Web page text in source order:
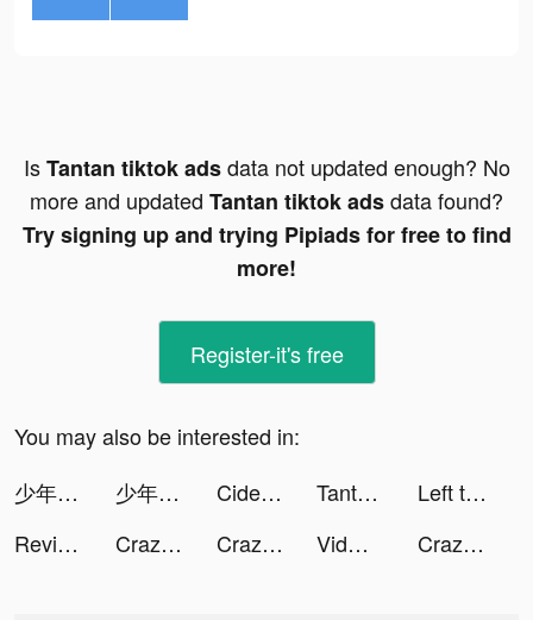
IsTantan tiktok adsdata not updated enough? No
more and updated Tantan tiktok adsdata found?
Try signing up and trying Pipiads for free to find
more!
Register-it's free
You may also be interested in:
少年ジャンプ＋人気漫画が読める雑誌アプリ tiktok ads
少年ジャンプ＋人気漫画が読める雑誌アプリ tiktok ads Cider tiktok ads Tantan tiktok ads
Left to Survive: state of dead tiktok ads
Review game hay tiktok ads
Crazy Plane Landing tiktok ads Crazy Plane Landing tiktok ads Vidmix - Music Video Editor with Effects tiktok ads Crazy Plane Landing tiktok ads